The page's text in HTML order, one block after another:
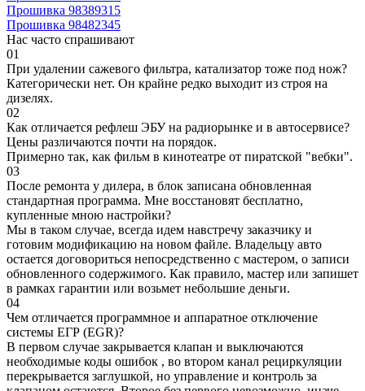
Прошивка 98389315
Прошивка 98482345
Нас часто спрашивают
01
При удалении сажевого фильтра, катализатор тоже под нож?
Категорически нет. Он крайне редко выходит из строя на
дизелях.
02
Как отличается рефлеш ЭБУ на радиорынке и в автосервисе?
Цены различаются почти на порядок.
Примерно так, как фильм в кинотеатре от пиратской "вебки".
03
После ремонта у дилера, в блок записана обновленная
стандартная программа. Мне восстановят бесплатно,
купленные мною настройки?
Мы в таком случае, всегда идем навстречу заказчику и
готовим модификацию на новом файле. Владельцу авто
остается договориться непосредственно с мастером, о записи
обновленного содержимого. Как правило, мастер или запишет
в рамках гарантии или возьмет небольшие деньги.
04
Чем отличается программное и аппаратное отключение
системы ЕГР (EGR)?
В первом случае закрывается клапан и выключаются
необходимые коды ошибок , во втором канал рециркуляции
перекрывается заглушкой, но управление и контроль за